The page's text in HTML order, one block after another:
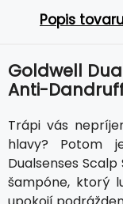
Popis
Goldwell
Anti-
Trápi vás
hlavy? Potom
Dualsenses
šampóne, ktorý